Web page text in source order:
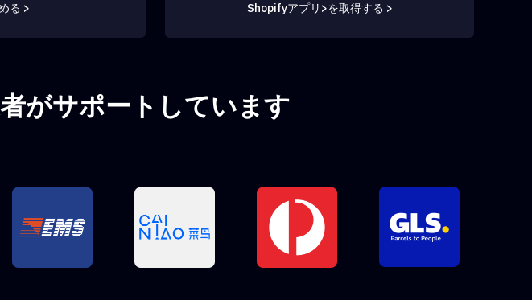
る > Shopifyアプリ>を取得する >
がサポートしています